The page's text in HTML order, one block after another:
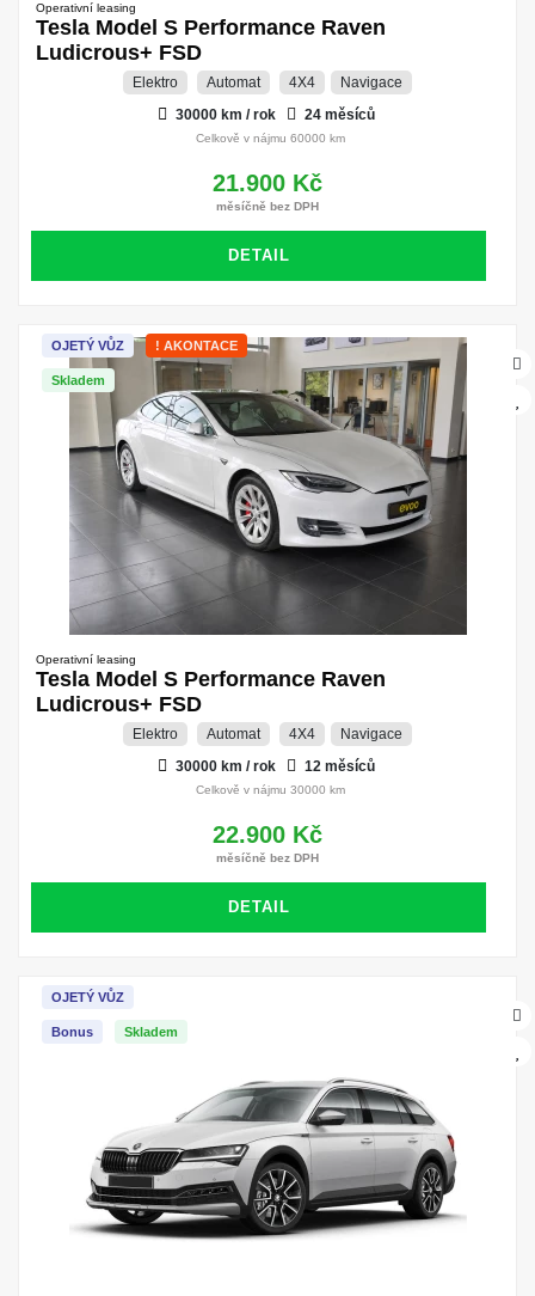
Operativní leasing
Tesla Model S Performance Raven
Ludicrous+ FSD
Elektro Automat 4X4
Navigace
30000 km / rok
24 měsíců
Celkově v nájmu 60000 km
21.900 Kč
měsíčně bez DPH
DETAIL
OJETÝ VŮZ ! AKONTACE
Skladem
Operativní leasing
Tesla Model S Performance Raven
Ludicrous+ FSD
Elektro Automat 4X4
Navigace
30000 km / rok
12 měsíců
Celkově v nájmu 30000 km
22.900 Kč
měsíčně bez DPH
DETAIL
OJETÝ VŮZ
Skladem
Bonus